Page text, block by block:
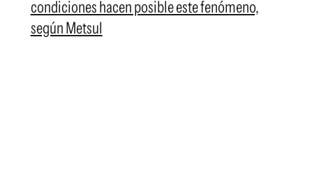
condiciones hacen posible este fenómeno,
según Metsul